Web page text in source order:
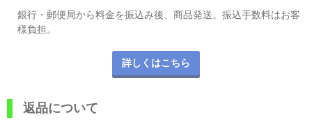
銀行・郵便局から料金を振込み後、商品発送。振込手数料はお客
様負担。
詳しくはこちら
返品について